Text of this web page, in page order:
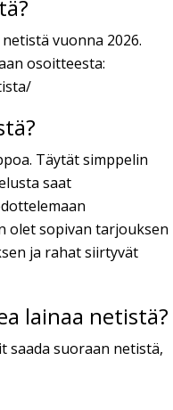
vuonna 2026.
osoitteesta:
Täytät simppelin
saat
olet sopivan tarjouksen
ja rahat siirtyvät
lainaa netistä?
saada suoraan netistä,